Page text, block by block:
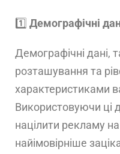
1️⃣ Демографічні
Демографічні дані,
розташування та
характеристиками
Використовуючи ці
націлити рекламу
найімовірніше